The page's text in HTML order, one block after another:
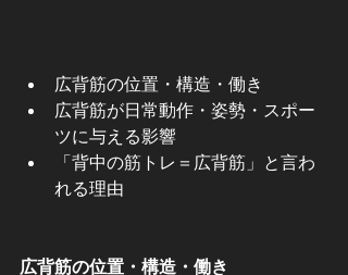
広背筋の位置・構造・働き
広背筋が日常動作・姿勢・スポー
ツに与える影響
「背中の筋トレ＝広背筋」と言わ
れる理由
広背筋の位置・構造・働き